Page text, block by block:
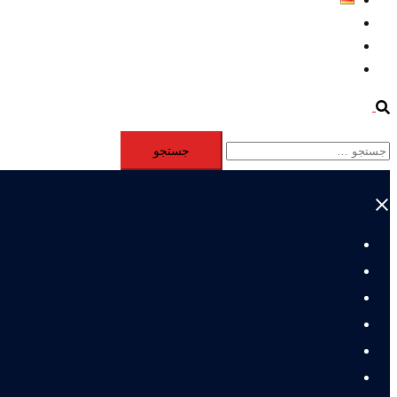
Search
جستجو
برای:
Close